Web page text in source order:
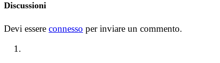
Discussioni
Devi essere connesso per inviare un commento.